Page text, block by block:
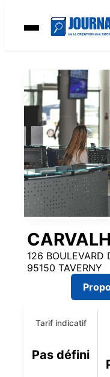
126 BOULEVARD
95150 TAVERNY
Tarif indicatif
Pas défini